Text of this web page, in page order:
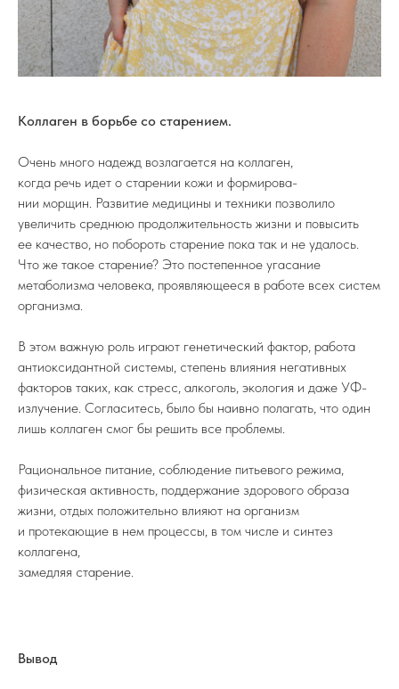
Коллаген в борьбе со старением.
Очень много надежд возлагается на коллаген,
когда речь идет о старении кожи и формирова-
нии морщин. Развитие медицины и техники позволило
увеличить среднюю продолжительность жизни и повысить
ее качество, но побороть старение пока так и не удалось.
Что же такое старение? Это постепенное угасание
метаболизма человека, проявляющееся в работе всех систем
организма.
В этом важную роль играют генетический фактор, работа
антиоксидантной системы, степень влияния негативных
факторов таких, как стресс, алкоголь, экология и даже УФ-
излучение. Согласитесь, было бы наивно полагать, что один
лишь коллаген смог бы решить все проблемы.
Рациональное питание, соблюдение питьевого режима,
физическая активность, поддержание здорового образа
жизни, отдых положительно влияют на организм
и протекающие в нем процессы, в том числе и синтез
коллагена,
замедляя старение.
Вывод